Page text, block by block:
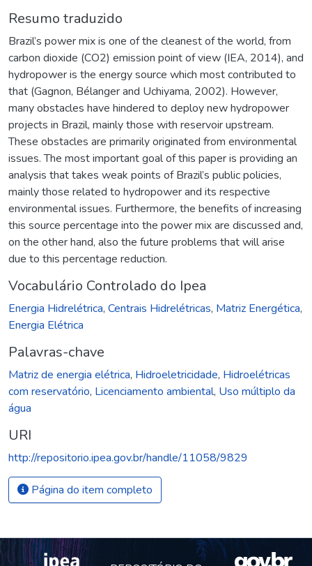
Resumo traduzido
Brazil’s power mix is one of the cleanest of the world, from
carbon dioxide (CO2) emission point of view (IEA, 2014), and
hydropower is the energy source which most contributed to
that (Gagnon, Bélanger and Uchiyama, 2002). However,
many obstacles have hindered to deploy new hydropower
projects in Brazil, mainly those with reservoir upstream.
These obstacles are primarily originated from environmental
issues. The most important goal of this paper is providing an
analysis that takes weak points of Brazil’s public policies,
mainly those related to hydropower and its respective
environmental issues. Furthermore, the benefits of increasing
this source percentage into the power mix are discussed and,
on the other hand, also the future problems that will arise
due to this percentage reduction.
Vocabulário Controlado do Ipea
Energia Hidrelétrica, Centrais Hidrelétricas, Matriz Energética,
Energia Elétrica
Palavras-chave
Matriz de energia elétrica, Hidroeletricidade, Hidroelétricas
com reservatório, Licenciamento ambiental, Uso múltiplo da
água
URI
http://repositorio.ipea.gov.br/handle/11058/9829
Página do item completo